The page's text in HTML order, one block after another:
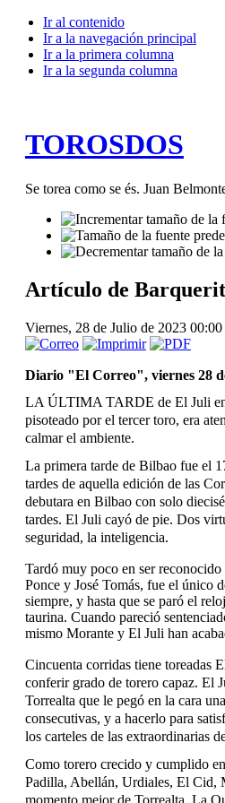
Ir al contenido
Ir a la navegación principal
Ir a la primera columna
Ir a la segunda columna
TOROSDOS
Se torea como se és. Juan
Artículo de
Viernes, 28 de Julio de 2023 00:00
Diario "El Correo", viernes 28
LA ÚLTIMA TARDE de El Juli en
pisoteado por el tercer toro, era
calmar el ambiente.
La primera tarde de Bilbao fue el
tardes de aquella edición de las
debutara en Bilbao con solo
tardes. El Juli cayó de pie. Dos
seguridad, la inteligencia.
Tardó muy poco en ser
Ponce y José Tomás, fue el único
siempre, y hasta que se paró el
taurina. Cuando pareció
mismo Morante y El Juli han
Cincuenta corridas tiene toreadas
conferir grado de torero capaz. El
Torrealta que le pegó en la cara
consecutivas, y a hacerlo para
los carteles de las extraordinarias
Como torero crecido y cumplido
Padilla, Abellán, Urdiales, El Cid,
momento mejor de Torrealta, La